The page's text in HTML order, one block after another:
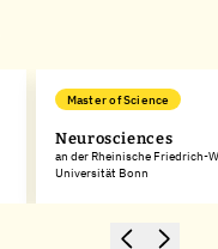
Master of Science
Neurosciences
an der Rheinische Friedrich-
Universität Bonn